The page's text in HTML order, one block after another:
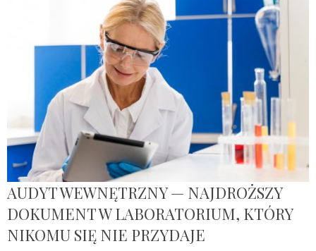
AUDYT WEWNĘTRZNY — NAJDROŻSZY
DOKUMENT W LABORATORIUM, KTÓRY
NIKOMU SIĘ NIE PRZYDAJE